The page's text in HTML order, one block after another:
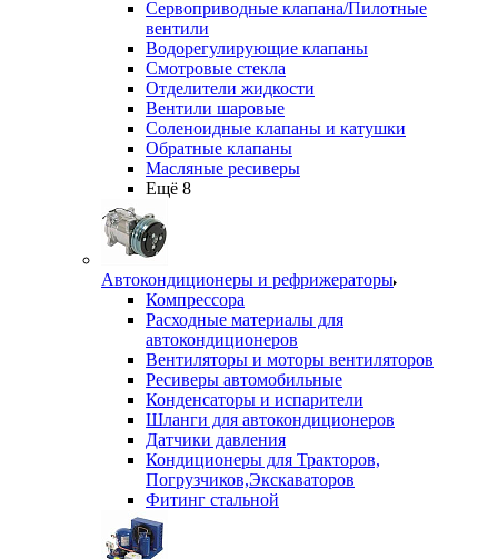
Сервоприводные клапана/Пилотные
вентили
Водорегулирующие клапаны
Смотровые стекла
Отделители жидкости
Вентили шаровые
Соленоидные клапаны и катушки
Обратные клапаны
Масляные ресиверы
Ещё 8
Автокондиционеры и рефрижераторы
Компрессора
Расходные материалы для
автокондиционеров
Вентиляторы и моторы вентиляторов
Ресиверы автомобильные
Конденсаторы и испарители
Шланги для автокондиционеров
Датчики давления
Кондиционеры для Тракторов,
Погрузчиков,Экскаваторов
Фитинг стальной